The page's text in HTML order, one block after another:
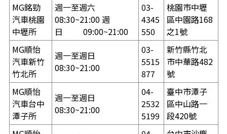
MG銘勁
汽車桃園
中壢所
週一至週六
08:30~21:00 週
日 09:00~21:00
03-
4345
550
桃園市中壢
區中園路168
之1號
MG順怡
汽車新竹
竹北所
週一至週日
08:30~21:00
03-
5515
877
新竹縣竹北
市中華路482
號
MG順怡
汽車台中
潭子所
週一至週日
08:30~21:00
04-
2532
5199
臺中市潭子
區中山路一
段420號